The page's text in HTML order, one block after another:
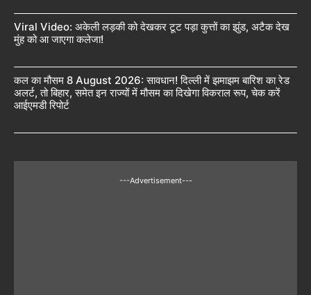
Viral Video: अकेली लड़की को देखकर टूट पड़ा कुत्तों का झुंड, अटैक देख
मुंह को आ जाएगा कलेजा!
कल का मौसम 8 August 2026: सावधान! दिल्ली में झमाझम बारिश का रेड
अलर्ट, तो बिहार, समेत इन राज्यों में मौसम का दिखेगा विकराल रूप, चेक करें
आईएमडी रिपोर्ट
---Advertisement---